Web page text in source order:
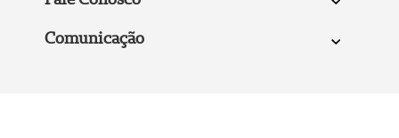
Comunicação